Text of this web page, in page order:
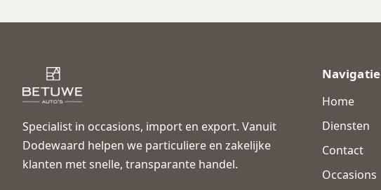
Specialist in occasions, import en export. Vanuit
Dodewaard helpen we particuliere en zakelijke
klanten met snelle, transparante handel.
Navigatie
Home
Diensten
Contact
Occasions